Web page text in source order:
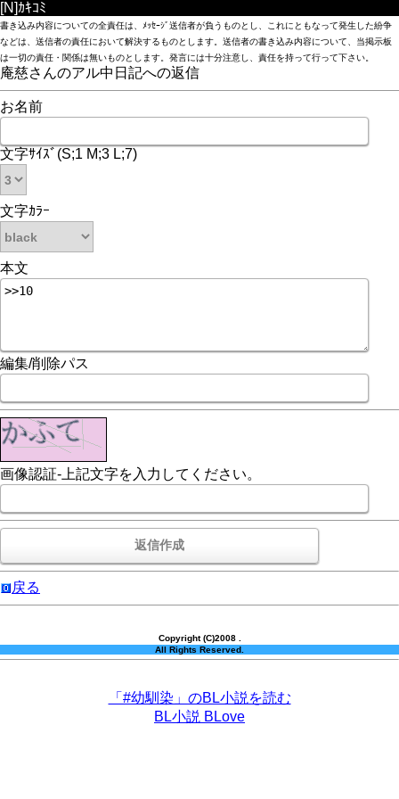
[N]ｶｷｺﾐ
書き込み内容についての全責任は、ﾒｯｾｰｼﾞ送信者が負うものとし、これにともなって発生した紛争
などは、送信者の責任において解決するものとします。送信者の書き込み内容について、当掲示板
は一切の責任・関係は無いものとします。発言には十分注意し、責任を持って行って下さい。
庵慈さんのアル中日記への返信
お名前
文字ｻｲｽﾞ(S;1 M;3 L;7)
文字ｶﾗｰ
本文
編集/削除パス
画像認証-上記文字を入力してください。
戻る
Copyright (C)2008 .
All Rights Reserved.
「#幼馴染」のBL小説を読む
BL小説 BLove